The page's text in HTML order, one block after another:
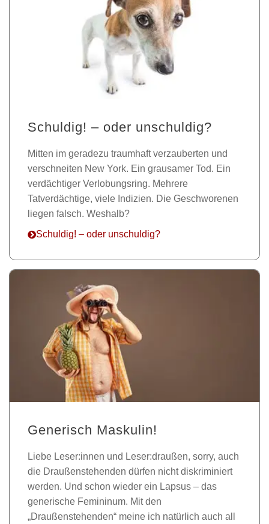
Schuldig! – oder unschuldig?
Mitten im geradezu traumhaft verzauberten und
verschneiten New York. Ein grausamer Tod. Ein
verdächtiger Verlobungsring. Mehrere
Tatverdächtige, viele Indizien. Die Geschworenen
liegen falsch. Weshalb?
Schuldig! – oder unschuldig?
Generisch Maskulin!
Liebe Leser:innen und Leser:draußen, sorry, auch
die Draußenstehenden dürfen nicht diskriminiert
werden. Und schon wieder ein Lapsus – das
generische Femininum. Mit den
„Draußenstehenden“ meine ich natürlich auch all